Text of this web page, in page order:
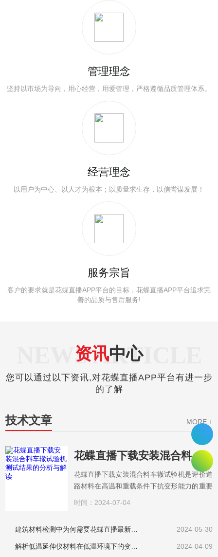
管理理念
坚持以市场为导向，用心经营，用爱管理，严格遵循品质管理体系。
经营理念
以用户为中心、以人才为根本；以质量求生存，以信誉谋发展！
服务宗旨
客户的要求就是花蝶直播APP平台的目标，花蝶直播APP平台追求完
善的品质与售后服务!
NEWS ARTICLE
资讯中心
您可以通过以下资讯,对花蝶直播APP平台有进一步
的了解
技术文章 MORE +
花蝶直播下载安装混合料车辙试验机测试结果的分析与解读
花蝶直播下载安装混合料车辙试验机是评价道
路材料在高温和重载条件下抗变形能力的重要
手段。试验机通过模拟实际道路交通条件，测
装置，对预制成的花蝶直播下载安装混合料试
件施加一定的荷载...
时间：2024-07-04
2024-05-30
2024-04-09